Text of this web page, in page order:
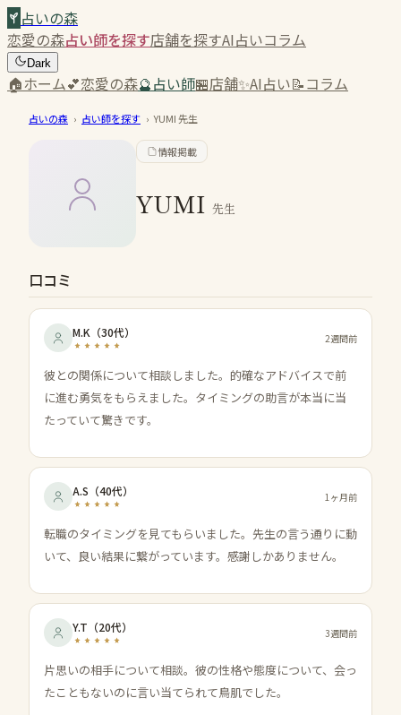
占いの森
恋愛の森占い師を探す店舗を探すAI占いコラム
Dark
🏠ホーム💕恋愛の森🔮占い師🏪店舗✨AI占い📝コラム
占いの森 › 占い師を探す › YUMI先生
情報掲載
YUMI 先生
口コミ
M.K （30代） 2週間前
彼との関係について相談しました。的確なアドバイスで前
に進む勇気をもらえました。タイミングの助言が本当に当
たっていて驚きです。
A.S （40代） 1ヶ月前
転職のタイミングを見てもらいました。先生の言う通りに動
いて、良い結果に繋がっています。感謝しかありません。
Y.T （20代） 3週間前
片思いの相手について相談。彼の性格や態度について、会っ
たこともないのに言い当てられて鳥肌でした。